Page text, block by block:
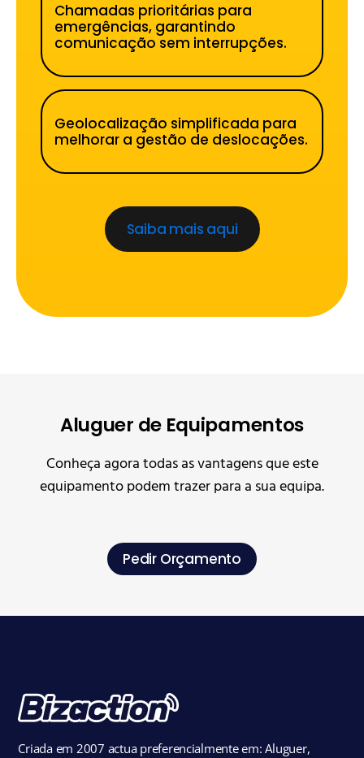
Chamadas prioritárias para
emergências, garantindo
comunicação sem interrupções.
Geolocalização simplificada para
melhorar a gestão de deslocações.
Saiba mais aqui
Aluguer de Equipamentos
Conheça agora todas as vantagens que este
equipamento podem trazer para a sua equipa.
Pedir Orçamento
Criada em 2007 actua preferencialmente em: Aluguer,